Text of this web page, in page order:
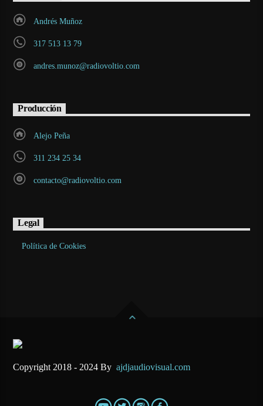
Andrés Muñoz
317 513 13 79
andres.munoz@radiovoltio.com
Producción
Alejo Peña
311 234 25 34
contacto@radiovoltio.com
Legal
Política de Cookies
Copyright 2018 - 2024 Byajdjaudiovisual.com